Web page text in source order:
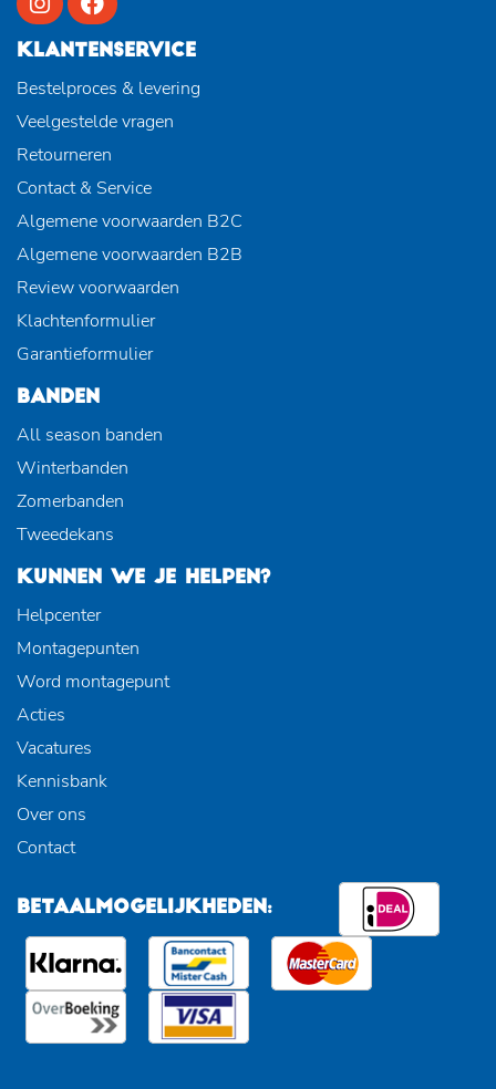
KLANTENSERVICE
Bestelproces & levering
Veelgestelde vragen
Retourneren
Contact & Service
Algemene voorwaarden B2C
Algemene voorwaarden B2B
Review voorwaarden
Klachtenformulier
Garantieformulier
BANDEN
All season banden
Winterbanden
Zomerbanden
Tweedekans
KUNNEN WE JE HELPEN?
Helpcenter
Montagepunten
Word montagepunt
Acties
Vacatures
Kennisbank
Over ons
Contact
BETAALMOGELIJKHEDEN: